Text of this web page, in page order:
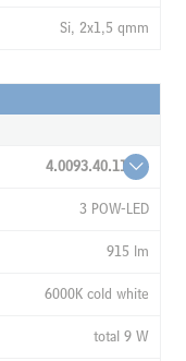
Si, 2x1,5 qmm
4.0093.40.11
3 POW-LED
915 lm
6000K cold white
total 9 W